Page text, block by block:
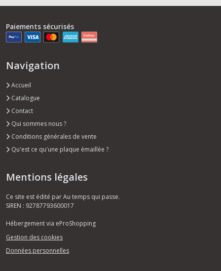
Paiements sécurisés
Navigation
Accueil
Catalogue
Contact
Qui sommes nous ?
Conditions générales de vente
Qu'est ce qu'une plaque émaillée ?
Mentions légales
Ce site est édité par Au temps qui passe.
SIREN : 92787793600017
Hébergement via eProShopping
Gestion des cookies
Données personnelles